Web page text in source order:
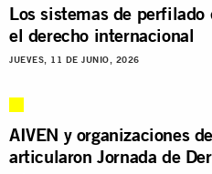
Los sistemas de perfilado
el derecho internacional
JUEVES, 11 DE JUNIO, 2026
AIVEN y organizaciones
articularon Jornada de